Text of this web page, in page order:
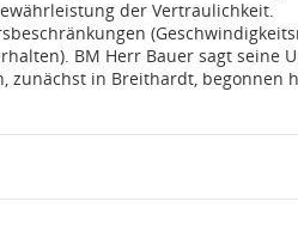
der Vertraulichkeit.
BM Herr Bauer sagt seine
zunächst in Breithardt, begonnen